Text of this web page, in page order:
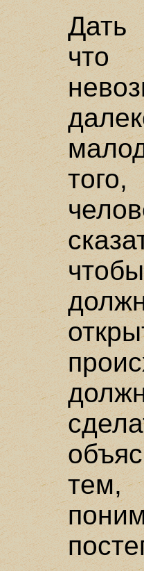
Дать
что
тем,